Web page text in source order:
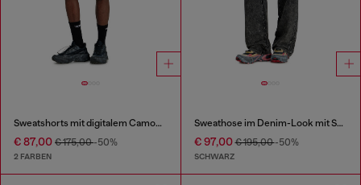
Sweatshorts mit digitalem Camouflage-Print
€ 87,00 € 175,00-50%
2 FARBEN
Sweathose im Denim-Look mit Seitenstreifen
€ 97,00€ 195,00-50%
SCHWARZ